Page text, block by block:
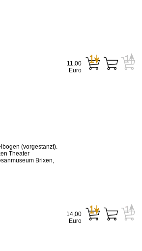
(vorgestanzt).
Theater
Brixen,
11,00
Euro
14,00
Euro